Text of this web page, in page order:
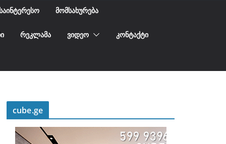
ᲡᲐᲘᲜᲢᲔᲠᲔᲡᲝ ᲛᲝᲛᲡᲐᲮᲣᲠᲔᲑᲐ
ᲠᲔᲙᲚᲐᲛᲐ ᲕᲘᲓᲔᲝ ᲙᲝᲜᲢᲐᲥᲢᲘ
cube.ge